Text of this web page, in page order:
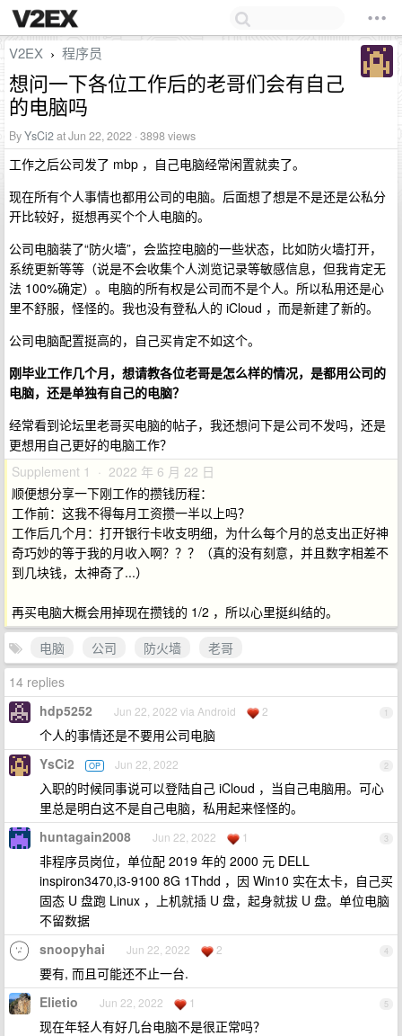
V2EX › 程序员
想问一下各位工作后的老哥们会有自己
的电脑吗
ByYsCi2at Jun 22, 2022 · 3898 views
工作之后公司发了 mbp ，自己电脑经常闲置就卖了。
现在所有个人事情也都用公司的电脑。后面想了想是不是还是公私分
开比较好，挺想再买个个人电脑的。
公司电脑装了“防火墙”，会监控电脑的一些状态，比如防火墙打开，
系统更新等等（说是不会收集个人浏览记录等敏感信息，但我肯定无
法 100%确定）。电脑的所有权是公司而不是个人。所以私用还是心
里不舒服，怪怪的。我也没有登私人的 iCloud ，而是新建了新的。
公司电脑配置挺高的，自己买肯定不如这个。
刚毕业工作几个月，想请教各位老哥是怎么样的情况，是都用公司的
电脑，还是单独有自己的电脑？
经常看到论坛里老哥买电脑的帖子，我还想问下是公司不发吗，还是
更想用自己更好的电脑工作？
Supplement 1 · 2022 年 6 月 22 日
顺便想分享一下刚工作的攒钱历程：
工作前：这我不得每月工资攒一半以上吗？
工作后几个月：打开银行卡收支明细，为什么每个月的总支出正好神
奇巧妙的等于我的月收入啊？？？（真的没有刻意，并且数字相差不
到几块钱，太神奇了...）
再买电脑大概会用掉现在攒钱的 1/2 ，所以心里挺纠结的。
电脑
公司 防火墙
老哥
14 replies
1
hdp5252 Jun 22, 2022 via Android 2
个人的事情还是不要用公司电脑
2
YsCi2 OP Jun 22, 2022
入职的时候同事说可以登陆自己 iCloud ，当自己电脑用。可心
里总是明白这不是自己电脑，私用起来怪怪的。
3
huntagain2008 Jun 22, 2022 1
非程序员岗位，单位配 2019 年的 2000 元 DELL
inspiron3470,i3-9100 8G 1Thdd ，因 Win10 实在太卡，自己买
固态 U 盘跑 Linux ，上机就插 U 盘，起身就拔 U 盘。单位电脑
不留数据
4
snoopyhai Jun 22, 2022 2
要有, 而且可能还不止一台.
5
Elietio Jun 22, 2022 1
现在年轻人有好几台电脑不是很正常吗？